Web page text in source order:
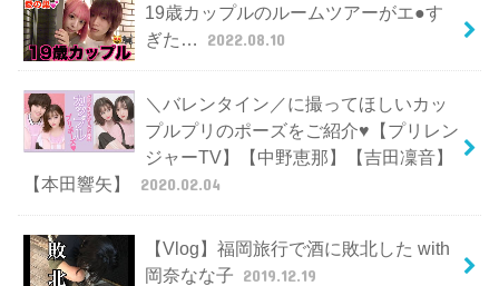
19歳カップルのルームツアーがエ●す
ぎた…
2022.08.10
＼バレンタイン／に撮ってほしいカッ
プルプリのポーズをご紹介♥【プリレン
ジャーTV】【中野恵那】【吉田凜音】
【本田響矢】
2020.02.04
【Vlog】福岡旅行で酒に敗北した with
岡奈なな子 2019.12.19